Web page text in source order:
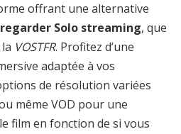
offrant une alternative
regarder Solo streaming, que
VOSTFR. Profitez d’une
adaptée à vos
de résolution variées
même VOD pour une
film en fonction de si vous